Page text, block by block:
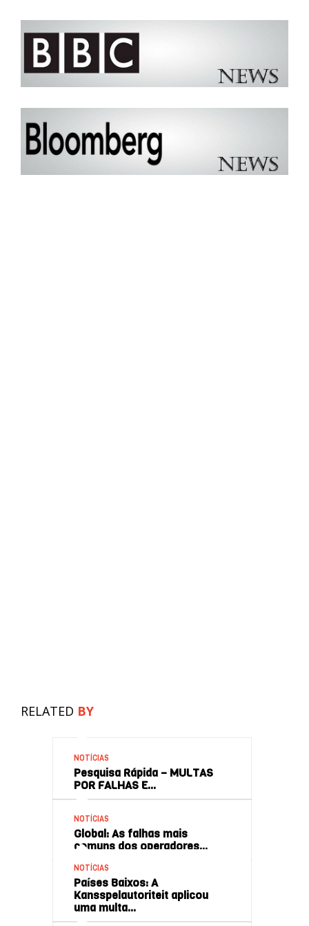
RELATED BY
NOTÍCIAS
Pesquisa Rápida – MULTAS
POR FALHAS E…
NOTÍCIAS
Global: As falhas mais
comuns dos operadores…
NOTÍCIAS
Países Baixos: A
Kansspelautoriteit aplicou
uma multa…